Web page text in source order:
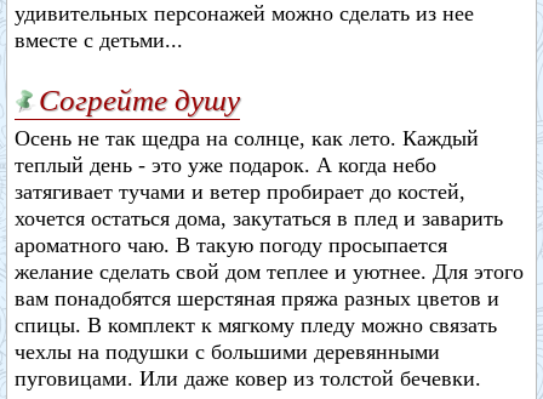
удивительных персонажей можно сделать из нее
вместе с детьми...
Согрейте душу
Осень не так щедра на солнце, как лето. Каждый
теплый день - это уже подарок. А когда небо
затягивает тучами и ветер пробирает до костей,
хочется остаться дома, закутаться в плед и заварить
ароматного чаю. В такую погоду просыпается
желание сделать свой дом теплее и уютнее. Для этого
вам понадобятся шерстяная пряжа разных цветов и
спицы. В комплект к мягкому пледу можно связать
чехлы на подушки с большими деревянными
пуговицами. Или даже ковер из толстой бечевки.